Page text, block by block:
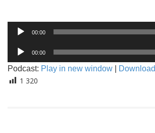
Lecteur
audio
00:00
Lecteur
audio
00:00
Podcast: Play in new window Download
1 320